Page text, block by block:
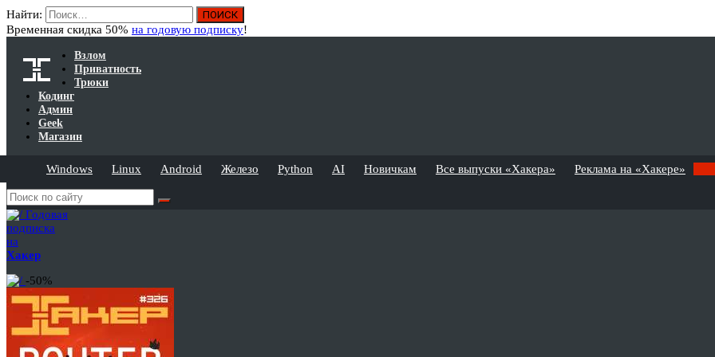
Найти:
Временная скидка 50% на годовую подписку!
Взлом
Приватность
Трюки
Кодинг
Админ
Geek
Магазин
Windows Linux Android Железо Python AI Новичкам Все выпуски «Хакера» Реклама на «Хакере»
Годовая
подписка
на
Хакер
-50%